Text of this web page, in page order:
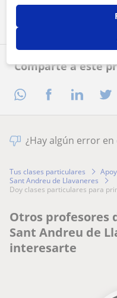
Comparte a este
¿Hay algún error en
Tus clases particulares
Sant Andreu de Llavaneres
doy clases particulares para
Otros profesores
Sant Andreu de
interesarte